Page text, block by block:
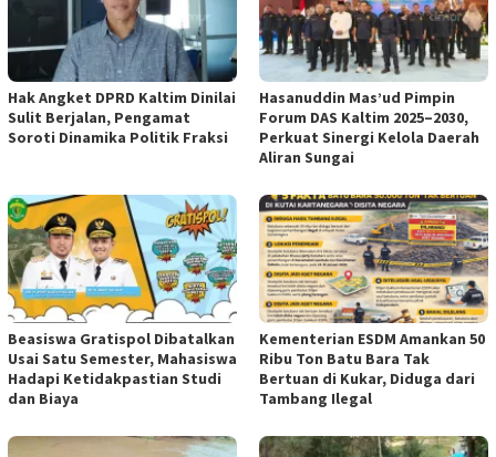
Hak Angket DPRD Kaltim Dinilai
Sulit Berjalan, Pengamat
Soroti Dinamika Politik Fraksi
Hasanuddin Mas’ud Pimpin
Forum DAS Kaltim 2025–2030,
Perkuat Sinergi Kelola Daerah
Aliran Sungai
Beasiswa Gratispol Dibatalkan
Usai Satu Semester, Mahasiswa
Hadapi Ketidakpastian Studi
dan Biaya
Kementerian ESDM Amankan 50
Ribu Ton Batu Bara Tak
Bertuan di Kukar, Diduga dari
Tambang Ilegal